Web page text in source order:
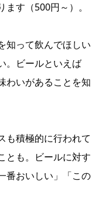
す（500円～）。
知って飲んでほしい
。ビールといえば
わいがあることを知
も積極的に行われて
とも。ビールに対す
番おいしい」「この